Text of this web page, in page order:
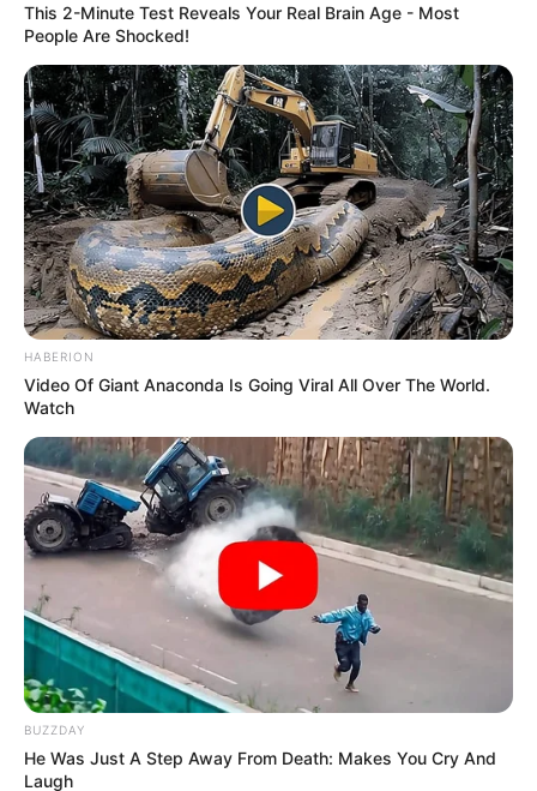
TAGS
ΕΥΒΟΙΑ
ΠΛΑΣΜΑΤΑ
This 2-Minute Test Reveals Your Real Brain Age - Most
People Are Shocked!
HABERION
Video Of Giant Anaconda Is Going Viral All Over The World.
Watch
BUZZDAY
He Was Just A Step Away From Death: Makes You Cry And
Laugh